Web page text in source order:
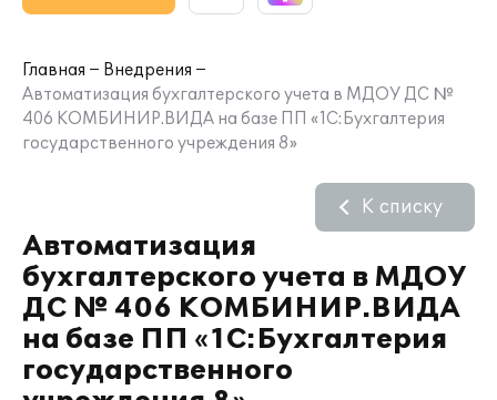
Главная
Внедрения
Автоматизация бухгалтерского учета в МДОУ ДС №
406 КОМБИНИР.ВИДА на базе ПП «1С:Бухгалтерия
государственного учреждения 8»
Автоматизация
бухгалтерского учета в МДОУ
ДС № 406 КОМБИНИР.ВИДА
на базе ПП «1С:Бухгалтерия
государственного
К списку